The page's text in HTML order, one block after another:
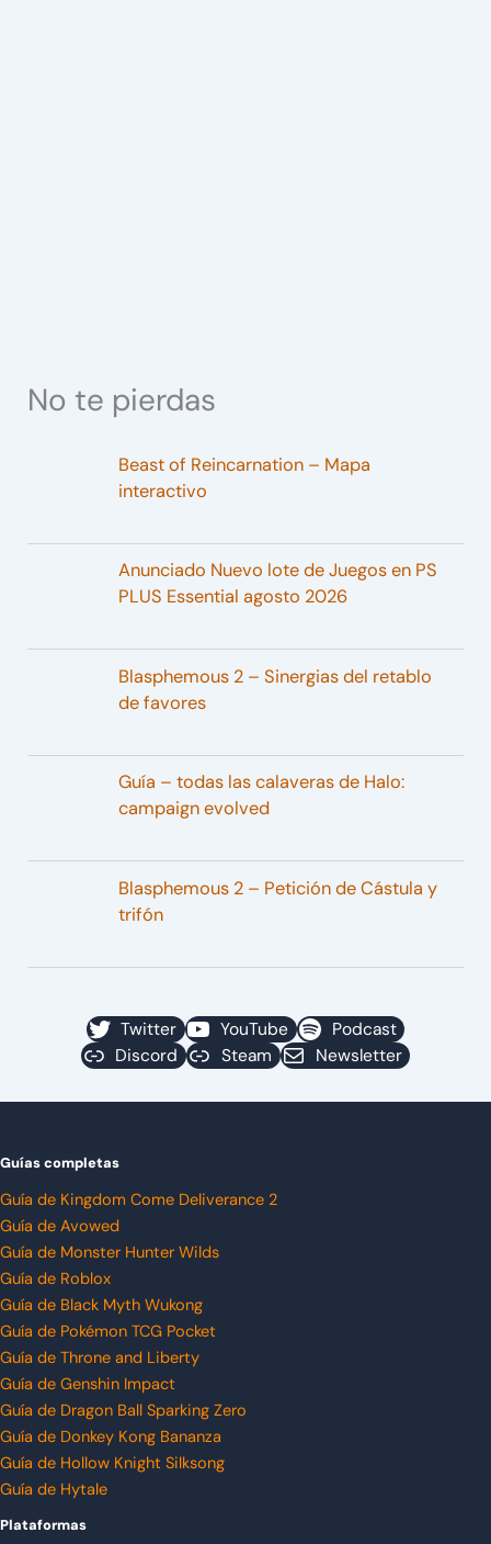
No te pierdas
Beast of Reincarnation – Mapa
interactivo
Anunciado Nuevo lote de Juegos en PS
PLUS Essential agosto 2026
Blasphemous 2 – Sinergias del retablo
de favores
Guía – todas las calaveras de Halo:
campaign evolved
Blasphemous 2 – Petición de Cástula y
trifón
Twitter YouTube
Podcast
Discord
Steam Newsletter
Guías completas
Guía de Kingdom Come Deliverance 2
Guía de Avowed
Guía de Monster Hunter Wilds
Guía de Roblox
Guía de Black Myth Wukong
Guía de Pokémon TCG Pocket
Guía de Throne and Liberty
Guía de Genshin Impact
Guía de Dragon Ball Sparking Zero
Guía de Donkey Kong Bananza
Guía de Hollow Knight Silksong
Guía de Hytale
Plataformas